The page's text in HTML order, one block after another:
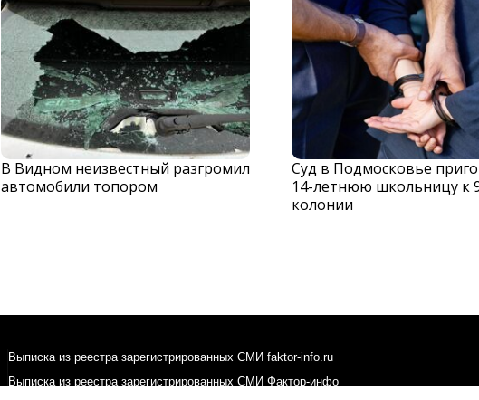
В Видном неизвестный разгромил
автомобили топором
Суд в Подмосковье
14-летнюю школьницу к
колонии
Выписка из реестра зарегистрированных СМИ faktor-info.ru
Выписка из реестра зарегистрированных СМИ Фактор-инфо